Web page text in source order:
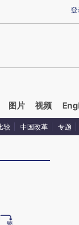
炼总结而成，可能与原
登
图片 视频
较 中国改革 专题